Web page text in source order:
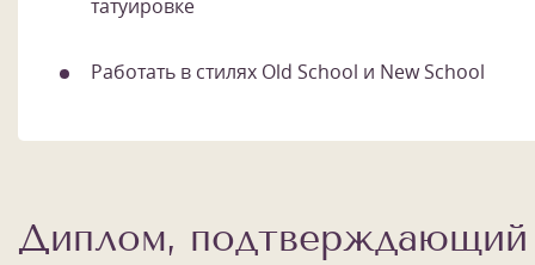
татуировке
Работать в стилях Old School и New School
Диплом, подтверждающий